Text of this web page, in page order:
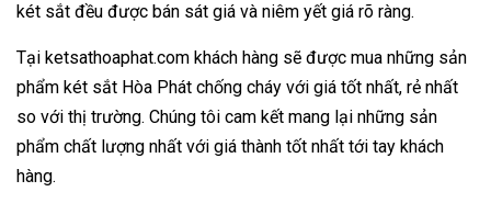
két sắt đều được bán sát giá và niêm yết giá rõ ràng.
Tại ketsathoaphat.com khách hàng sẽ được mua những sản
phẩm két sắt Hòa Phát chống cháy với giá tốt nhất, rẻ nhất
so với thị trường. Chúng tôi cam kết mang lại những sản
phẩm chất lượng nhất với giá thành tốt nhất tới tay khách
hàng.